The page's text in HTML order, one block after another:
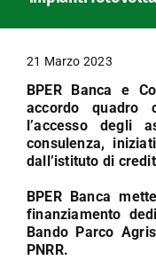
L’Agricoltore
Fotogallery
Lavora con noi
Contatti
21 Marzo 2023
BPER Banca e
accordo quadro
l’accesso degli
consulenza,
dall’istituto di
BPER Banca
finanziamento
Bando Parco
PNRR.